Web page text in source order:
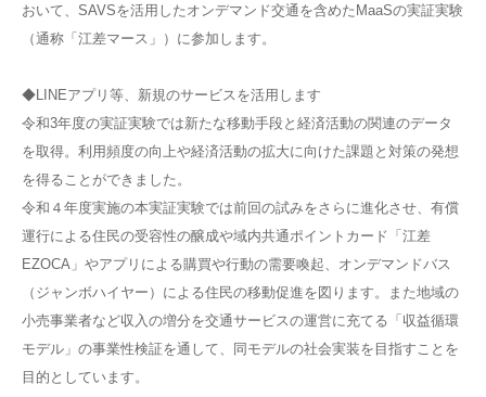
おいて、SAVSを活用したオンデマンド交通を含めたMaaSの実証実験
（通称「江差マース」）に参加します。
◆LINEアプリ等、新規のサービスを活用します
令和3年度の実証実験では新たな移動手段と経済活動の関連のデータ
を取得。利用頻度の向上や経済活動の拡大に向けた課題と対策の発想
を得ることができました。
令和４年度実施の本実証実験では前回の試みをさらに進化させ、有償
運行による住民の受容性の醸成や域内共通ポイントカード「江差
EZOCA」やアプリによる購買や行動の需要喚起、オンデマンドバス
（ジャンボハイヤー）による住民の移動促進を図ります。また地域の
小売事業者など収入の増分を交通サービスの運営に充てる「収益循環
モデル」の事業性検証を通して、同モデルの社会実装を目指すことを
目的としています。